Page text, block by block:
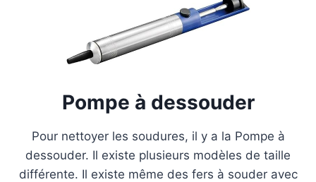
Pompe à dessouder
Pour nettoyer les soudures, il y a la Pompe à
dessouder. Il existe plusieurs modèles de taille
différente. Il existe même des fers à souder avec